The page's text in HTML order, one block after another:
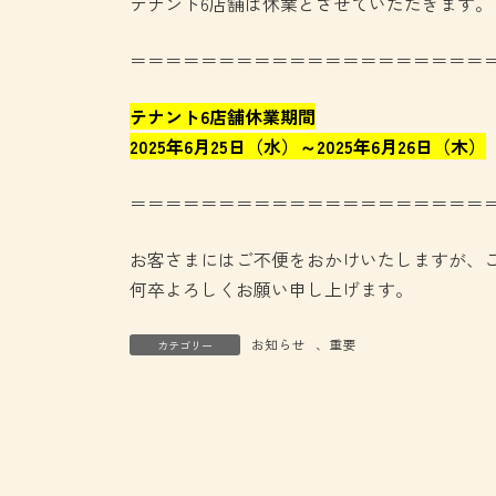
＝＝＝＝＝＝＝＝＝＝＝＝＝＝＝＝＝＝＝＝
テナント6店舗休業期間
2025年6月25日（水）～2025年6月26日（木）
＝＝＝＝＝＝＝＝＝＝＝＝＝＝＝＝＝＝＝＝
お客さまにはご不便をおかけいたしますが、
何卒よろしくお願い申し上げます。
カテゴリー お知らせ 、 重要